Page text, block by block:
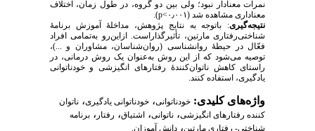
نمرات معنادار نبود؛ ولی بین دو گروه، در طول زمان، اختلاف
معناداری مشاهده شد (۰٫۰۰۱>p).
نتیجه‌گیری: باتوجه به نتایج پژوهش، مداخلهٔ آموزش برنامهٔ
شناختی‌رفتاری مارتین، تأثیرگذاراست. ازاین‌رو به‌تمامی افراد
فعّال در حیطهٔ روانشناسی (روان‌شناسان، مشاوران و ...)،
توصیه می‌شود که از این روش به‌عنوان یک روش درمانی، در
راستای کاهش ناتوان‌کنندهٔ رفتارهای انگیزشی و خودناتوانی
یادگیری، استفاده کنند.
واژه‌های کلیدی: خودناتوانی، خودناتوانی یادگیری، ناتوان
کننده رفتارهای انگیزشی، ناتوانی، اشتیاق، رفتار ، برنامه
شناختی- رفتاری مارتین، دانش آموزان.